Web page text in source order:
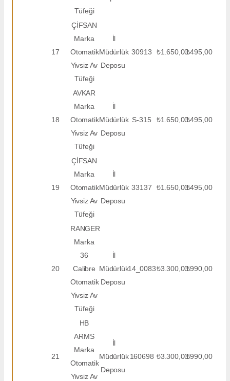
Tüfeği
17
ÇİFSAN
Marka
Otomatik
Yivsiz Av
Tüfeği
İl
Müdürlük
Deposu
30913 ₺1.650,00₺495,00
18
AVKAR
Marka
Otomatik
Yivsiz Av
Tüfeği
İl
Müdürlük
Deposu
S-315 ₺1.650,00₺495,00
19
ÇİFSAN
Marka
Otomatik
Yivsiz Av
Tüfeği
İl
Müdürlük
Deposu
33137 ₺1.650,00₺495,00
20
RANGER
Marka
36
Calibre
Otomatik
Yivsiz Av
Tüfeği
İl
Müdürlük
Deposu
14_0083₺3.300,00₺990,00
21
HB
ARMS
Marka
Otomatik
Yivsiz Av
İl
Müdürlük
Deposu
160698 ₺3.300,00₺990,00